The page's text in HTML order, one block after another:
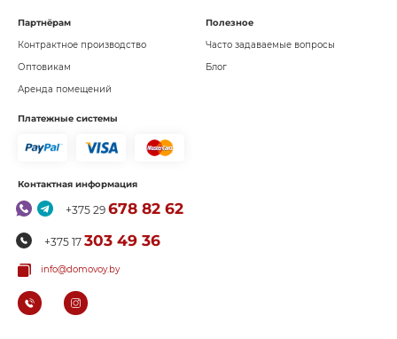
Партнёрам
Контрактное производство
Оптовикам
Аренда помещений
Полезное
Часто задаваемые вопросы
Блог
Платежные системы
Контактная информация
+375 29 678 82 62
+375 17 303 49 36
info@domovoy.by